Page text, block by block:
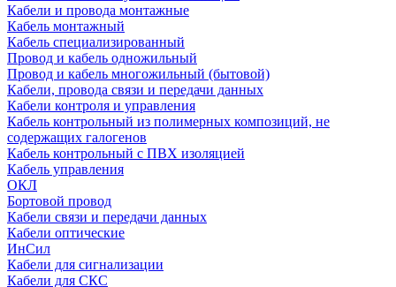
Кабели и провода монтажные
Кабель монтажный
Кабель специализированный
Провод и кабель одножильный
Провод и кабель многожильный (бытовой)
Кабели, провода связи и передачи данных
Кабели контроля и управления
Кабель контрольный из полимерных композиций, не
содержащих галогенов
Кабель контрольный с ПВХ изоляцией
Кабель управления
ОКЛ
Бортовой провод
Кабели связи и передачи данных
Кабели оптические
ИнСил
Кабели для сигнализации
Кабели для СКС